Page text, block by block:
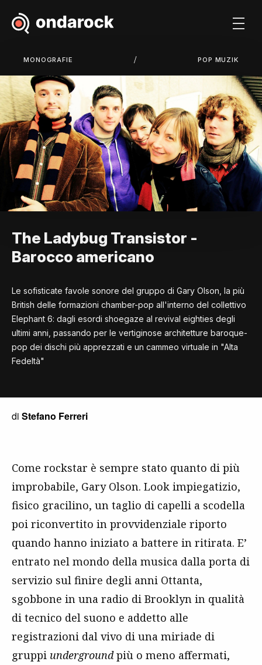
MONOGRAFIE / POP MUZIK
The Ladybug Transistor -
Barocco americano
Le sofisticate favole sonore del gruppo di Gary Olson, la più
British delle formazioni chamber-pop all'interno del collettivo
Elephant 6: dagli esordi shoegaze al revival eighties degli
ultimi anni, passando per le vertiginose architetture baroque-
pop dei dischi più apprezzati e un cammeo virtuale in "Alta
Fedeltà"
di Stefano Ferreri
Come rockstar è sempre stato quanto di più
improbabile, Gary Olson. Look impiegatizio,
fisico gracilino, un taglio di capelli a scodella
poi riconvertito in provvidenziale riporto
quando hanno iniziato a battere in ritirata. E’
entrato nel mondo della musica dalla porta di
servizio sul finire degli anni Ottanta,
sgobbone in una radio di Brooklyn in qualità
di tecnico del suono e addetto alle
registrazioni dal vivo di una miriade di
gruppi undergroundpiù o meno affermati,